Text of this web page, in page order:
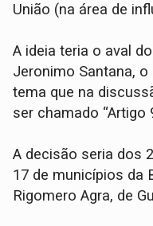
União (na área de
A ideia teria o aval
Jeronimo Santana,
tema que na
ser chamado “Artigo
A decisão seria dos
17 de municípios da
Rigomero Agra, de